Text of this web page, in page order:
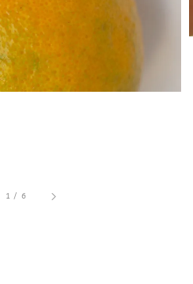
1 / 6